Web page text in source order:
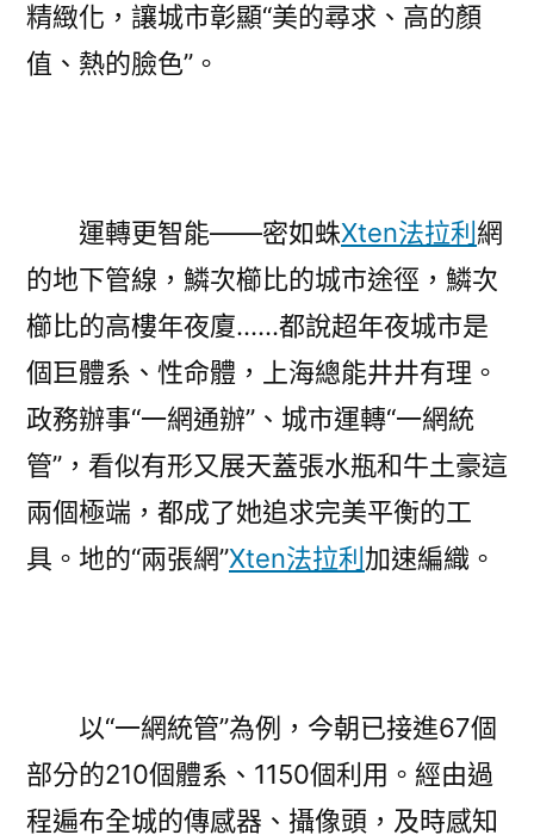
精緻化，讓城市彰顯“美的尋求、高的顏
值、熱的臉色”。
運轉更智能——密如蛛Xten法拉利 網
的地下管線，鱗次櫛比的城市途徑，鱗次
櫛比的高樓年夜廈……都說超年夜城市是
個巨體系、性命體，上海總能井井有理。
政務辦事“一網通辦”、城市運轉“一網統
管”，看似有形又展天蓋張水瓶和牛土豪這
兩個極端，都成了她追求完美平衡的工
具。地的“兩張網”Xten法拉利 加速編織。
以“一網統管”為例，今朝已接進67個
部分的210個體系、1150個利用。經由過
程遍布全城的傳感器、攝像頭，及時感知